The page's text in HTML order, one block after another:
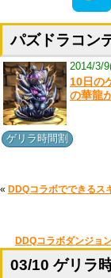
パズドラコン
2014/3/
10日の
の華龍
ゲリラ時間割
« DDQコラボでできるス
DDQコラボダンジョ
03/10 ゲリラ